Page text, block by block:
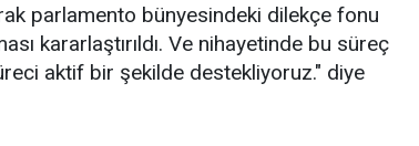
parlamento bünyesindeki dilekçe fonu
kararlaştırıldı. Ve nihayetinde bu süreç
aktif bir şekilde destekliyoruz." diye